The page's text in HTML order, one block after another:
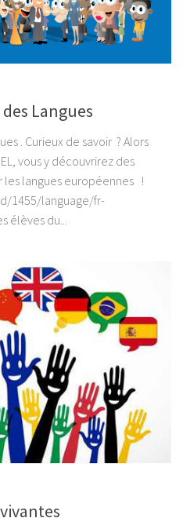
Langues
. Curieux de savoir ? Alors
vous y découvrirez des
les langues européennes !
1455/language/fr-
élèves du...